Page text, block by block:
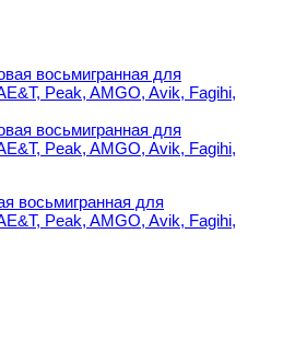
восьмигранная для подъемников
восьмигранная для
Peak, AMGO, Avik, Fagihi,